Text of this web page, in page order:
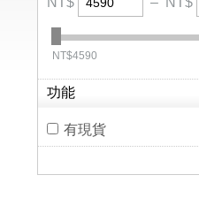
‎NT$4590
功能
有現貨